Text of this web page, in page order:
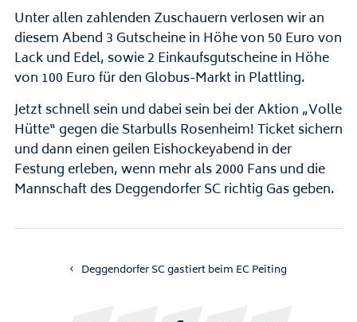
Unter allen zahlenden Zuschauern verlosen wir an
diesem Abend 3 Gutscheine in Höhe von 50 Euro von
Lack und Edel, sowie 2 Einkaufsgutscheine in Höhe
von 100 Euro für den Globus-Markt in Plattling.
Jetzt schnell sein und dabei sein bei der Aktion „Volle
Hütte“ gegen die Starbulls Rosenheim! Ticket sichern
und dann einen geilen Eishockeyabend in der
Festung erleben, wenn mehr als 2000 Fans und die
Mannschaft des Deggendorfer SC richtig Gas geben.
Deggendorfer SC gastiert beim EC Peiting